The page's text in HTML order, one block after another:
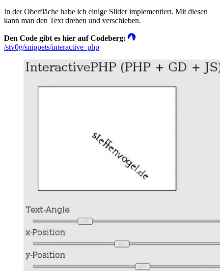
In der Oberfläche habe ich einige Slider implementiert. Mit diesen
kann man den Text drehen und verschieben.
Den Code gibt es hier auf Codeberg:
/stv0g/snippets/interactive_php